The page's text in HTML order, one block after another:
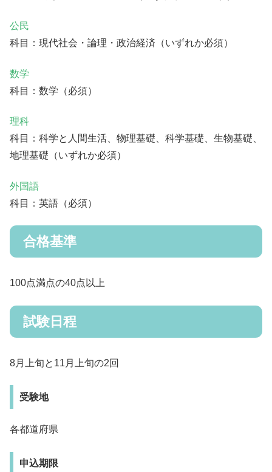
公民
科目：現代社会・論理・政治経済（いずれか必須）
数学
科目：数学（必須）
理科
科目：科学と人間生活、物理基礎、科学基礎、生物基礎、
地理基礎（いずれか必須）
外国語
科目：英語（必須）
合格基準
100点満点の40点以上
試験日程
8月上旬と11月上旬の2回
受験地
各都道府県
申込期限